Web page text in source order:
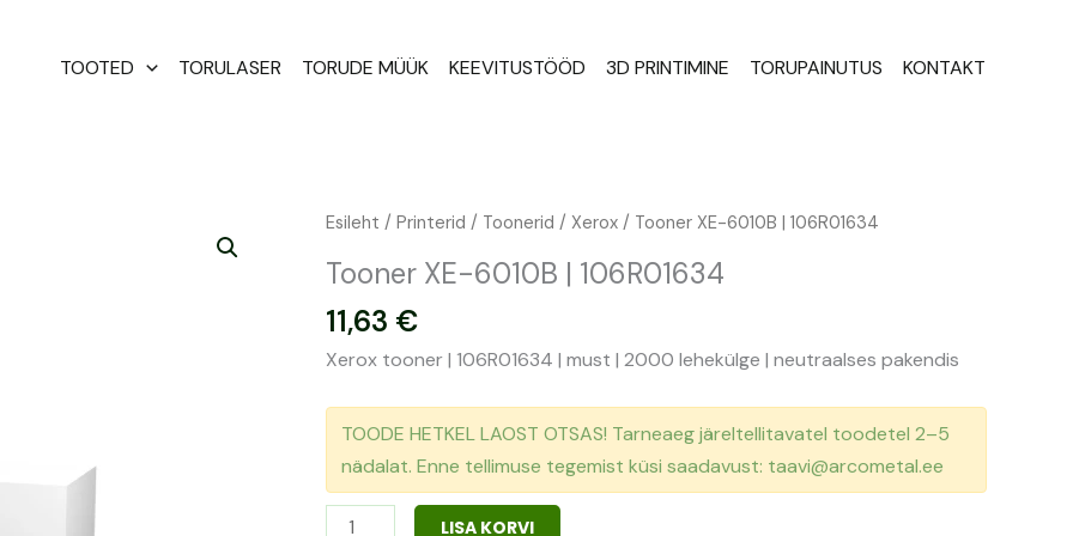
TOOTED TORULASER TORUDE MÜÜK KEEVITUSTÖÖD 3D PRINTIMINE TORUPAINUTUS KONTAKT
Esileht / Printerid / Toonerid / Xerox / Tooner XE-6010B | 106R01634
Tooner XE-6010B | 106R01634
11,63 €
Xerox tooner | 106R01634 | must | 2000 lehekülge | neutraalses pakendis
TOODE HETKEL LAOST OTSAS! Tarneaeg järeltellitavatel toodetel 2–5
nädalat. Enne tellimuse tegemist küsi saadavust: taavi@arcometal.ee
Tooner
6010B
|
106R01634
LISA KORVI